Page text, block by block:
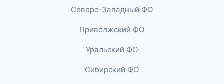
Северо-Западный ФО
Приволжский ФО
Уральский ФО
Сибирский ФО